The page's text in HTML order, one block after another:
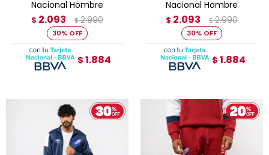
Nacional Hombre
$ 2.093 $ 2.990
30
$ 1.884
Nacional Hombre
$ 2.093 $ 2.990
30
$ 1.884